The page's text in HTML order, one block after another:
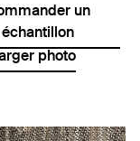
un
échantillon
photo